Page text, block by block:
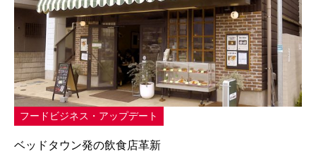
フードビジネス・アップデート
ベッドタウン発の飲食店革新